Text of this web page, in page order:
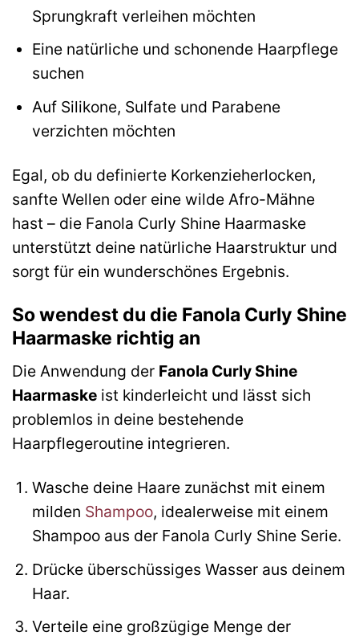
Sprungkraft verleihen möchten
Eine natürliche und schonende Haarpflege
suchen
Auf Silikone, Sulfate und Parabene
verzichten möchten
Egal, ob du definierte Korkenzieherlocken,
sanfte Wellen oder eine wilde Afro-Mähne
hast – die Fanola Curly Shine Haarmaske
unterstützt deine natürliche Haarstruktur und
sorgt für ein wunderschönes Ergebnis.
So wendest du die Fanola Curly Shine
Haarmaske richtig an
Die Anwendung der Fanola Curly Shine
Haarmaske ist kinderleicht und lässt sich
problemlos in deine bestehende
Haarpflegeroutine integrieren.
Wasche deine Haare zunächst mit einem
milden Shampoo, idealerweise mit einem
Shampoo aus der Fanola Curly Shine Serie.
Drücke überschüssiges Wasser aus deinem
Haar.
Verteile eine großzügige Menge der